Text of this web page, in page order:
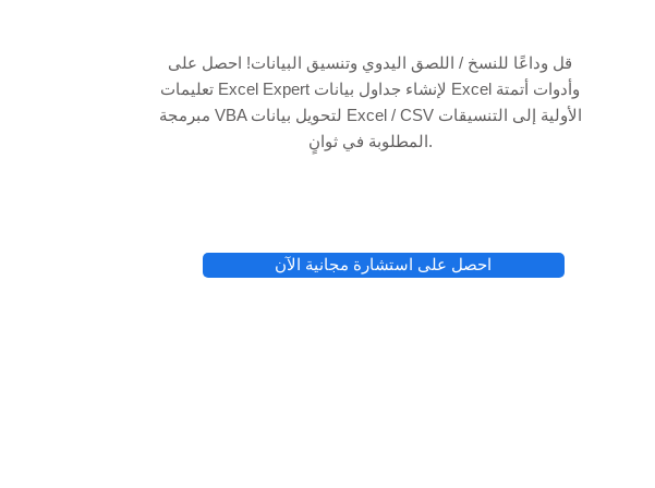
قل وداعًا للنسخ / اللصق اليدوي وتنسيق البيانات! احصل على
تعليمات Excel Expert لإنشاء جداول بيانات Excel وأدوات أتمتة
مبرمجة VBA لتحويل بيانات Excel / CSV الأولية إلى التنسيقات
المطلوبة في ثوانٍ.
احصل على استشارة مجانية الآن